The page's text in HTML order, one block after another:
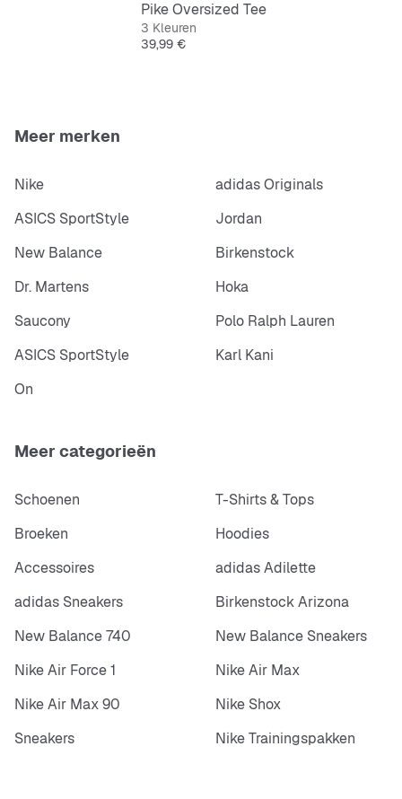
Pike Oversized Tee
3 Kleuren
Prijs
39,99 €
Meer merken
Nike
adidas Originals
ASICS SportStyle
Jordan
New Balance
Birkenstock
Dr. Martens
Hoka
Saucony
Polo Ralph Lauren
ASICS SportStyle
Karl Kani
On
Meer categorieën
Schoenen
T-Shirts & Tops
Broeken
Hoodies
Accessoires
adidas Adilette
adidas Sneakers
Birkenstock Arizona
New Balance 740
New Balance Sneakers
Nike Air Force 1
Nike Air Max
Nike Air Max 90
Nike Shox
Sneakers
Nike Trainingspakken